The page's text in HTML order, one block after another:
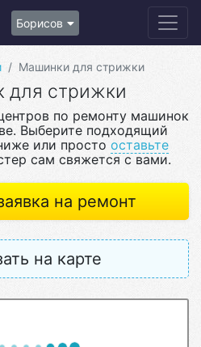
Борисов
Машинки для стрижки
для стрижки
по ремонту машинок
Выберите подходящий
или просто оставьте
сам свяжется с вами.
на ремонт
на карте